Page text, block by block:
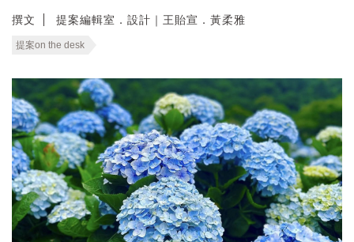
撰文 提案編輯室．設計｜王貽宣．黃柔雅
提案on the desk